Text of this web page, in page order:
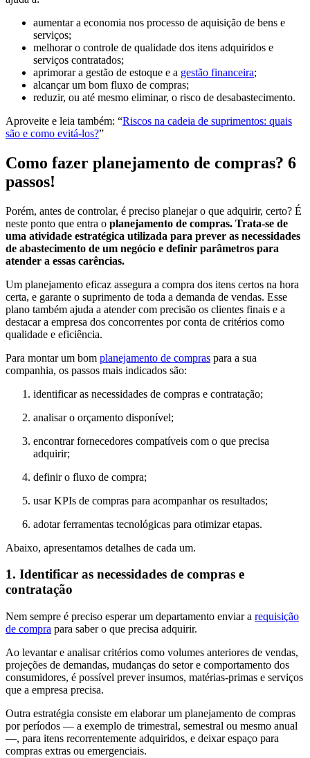
aumentar a economia nos processo de aquisição de bens e
serviços;
melhorar o controle de qualidade dos itens adquiridos e
serviços contratados;
aprimorar a gestão de estoque e a gestão financeira;
alcançar um bom fluxo de compras;
reduzir, ou até mesmo eliminar, o risco de desabastecimento.
Aproveite e leia também: “Riscos na cadeia de suprimentos: quais
são e como evitá-los?”
Como fazer planejamento de compras? 6
passos!
Porém, antes de controlar, é preciso planejar o que adquirir, certo? É
neste ponto que entra o planejamento de compras. Trata-se de
uma atividade estratégica utilizada para prever as necessidades
de abastecimento de um negócio e definir parâmetros para
atender a essas carências.
Um planejamento eficaz assegura a compra dos itens certos na hora
certa, e garante o suprimento de toda a demanda de vendas. Esse
plano também ajuda a atender com precisão os clientes finais e a
destacar a empresa dos concorrentes por conta de critérios como
qualidade e eficiência.
Para montar um bom planejamento de compras para a sua
companhia, os passos mais indicados são:
identificar as necessidades de compras e contratação;
analisar o orçamento disponível;
encontrar fornecedores compatíveis com o que precisa
adquirir;
definir o fluxo de compra;
usar KPIs de compras para acompanhar os resultados;
adotar ferramentas tecnológicas para otimizar etapas.
Abaixo, apresentamos detalhes de cada um.
1. Identificar as necessidades de compras e
contratação
Nem sempre é preciso esperar um departamento enviar a requisição
de compra para saber o que precisa adquirir.
Ao levantar e analisar critérios como volumes anteriores de vendas,
projeções de demandas, mudanças do setor e comportamento dos
consumidores, é possível prever insumos, matérias-primas e serviços
que a empresa precisa.
Outra estratégia consiste em elaborar um planejamento de compras
por períodos — a exemplo de trimestral, semestral ou mesmo anual
—, para itens recorrentemente adquiridos, e deixar espaço para
compras extras ou emergenciais.